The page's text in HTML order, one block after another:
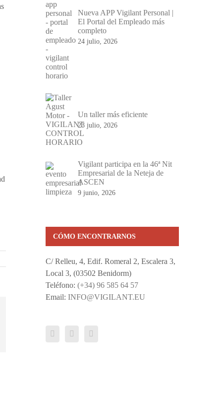
Nueva APP Vigilant Personal |
El Portal del Empleado más
completo
24 julio, 2026
Un taller más eficiente
23 julio, 2026
Vigilant participa en la 46ª Nit
Empresarial de la Neteja de
ASCEN
9 junio, 2026
CÓMO ENCONTRARNOS
C/ Relleu, 4, Edif. Romeral 2, Escalera 3,
Local 3, (03502 Benidorm)
Teléfono: (+34) 96 585 64 57
Email: INFO@VIGILANT.EU